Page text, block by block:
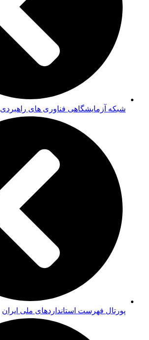
شبکه آزمایشگاهی فناوری های راهبردی
پورتال فهرست استانداردهای ملی ایران